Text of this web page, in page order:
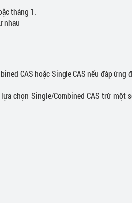
tháng 1.
nhau
CAS hoặc Single CAS nếu đáp ứng
chọn Single/Combined CAS trừ một